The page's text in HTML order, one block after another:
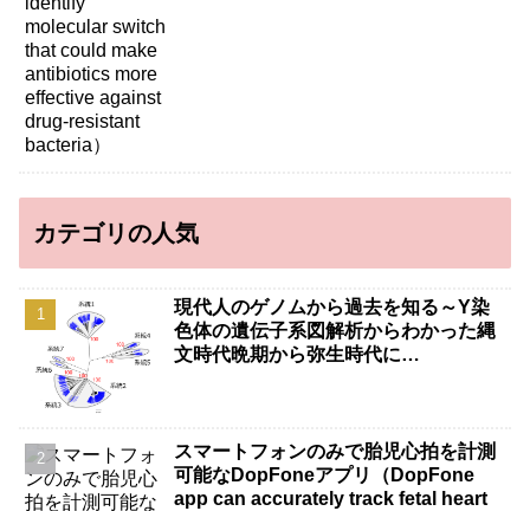
カテゴリの人気
現代人のゲノムから過去を知る～Y染
色体の遺伝子系図解析からわかった縄
文時代晩期から弥生時代に…
スマートフォンのみで胎児心拍を計測
可能なDopFoneアプリ（DopFone
app can accurately track fetal heart